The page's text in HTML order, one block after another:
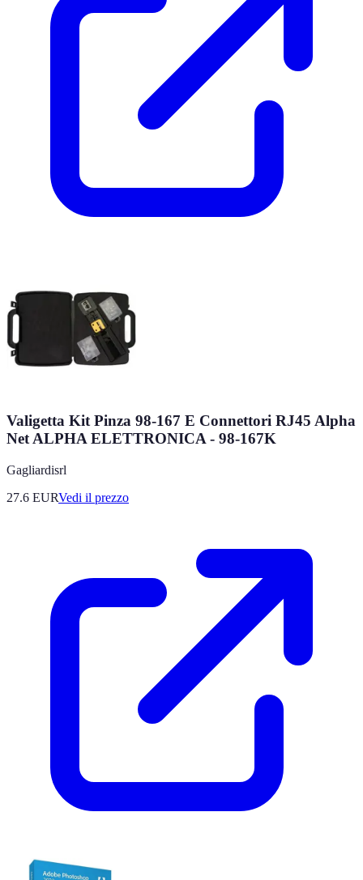
Valigetta Kit Pinza 98-167 E Connettori RJ45 Alpha
Net ALPHA ELETTRONICA - 98-167K
Gagliardisrl
27.6 EURVedi il prezzo